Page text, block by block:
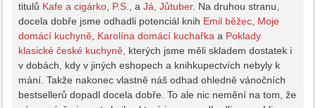
titulů Kafe a cigárko P.S. , aJá, Jůtuber. Na druhou stranu,
docela dobře jsme odhadli potenciál knih Emil běžec Moje
domácí kuchyně Karolína domácí kuchařka a Poklady
klasické české kuchyně, kterých jsme měli skladem dostatek i
v dobách, kdy v jiných eshopech a knihkupectvích nebyly k
mání. Takže nakonec vlastně náš odhad ohledně vánočních
bestsellerů dopadl docela dobře. To ale nic nemění na tom, že